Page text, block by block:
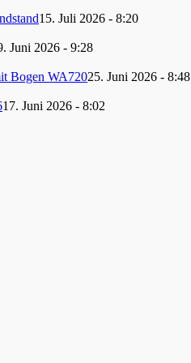
15. Juli 2026 - 8:20
Juni 2026 - 9:28
Bogen WA72025. Juni 2026 - 8:48
17. Juni 2026 - 8:02